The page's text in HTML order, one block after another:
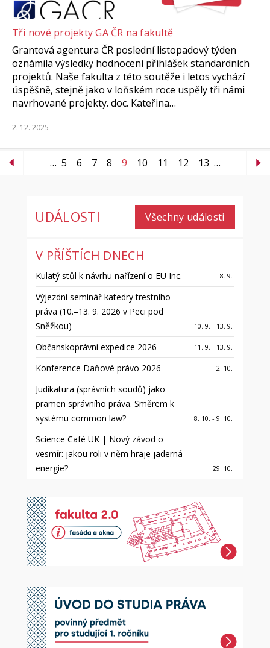
Tři nové projekty GA ČR na fakultě
Grantová agentura ČR poslední listopadový týden
oznámila výsledky hodnocení přihlášek standardních
projektů. Naše fakulta z této soutěže i letos vychází
úspěšně, stejně jako v loňském roce uspěly tři námi
navrhované projekty. doc. Kateřina…
2. 12. 2025
… 5 6 7 8 9 10 11 12 13 …
UDÁLOSTI Všechny události
V PŘÍŠTÍCH DNECH
Kulatý stůl k návrhu nařízení o EU Inc. 8. 9.
Výjezdní seminář katedry trestního
práva (10.–13. 9. 2026 v Peci pod
Sněžkou)
10. 9. - 13. 9.
Občanskoprávní expedice 2026 11. 9. - 13. 9.
Konference Daňové právo 2026 2. 10.
Judikatura (správních soudů) jako
pramen správního práva. Směrem k
systému common law?
8. 10. - 9. 10.
Science Café UK | Nový závod o
vesmír: jakou roli v něm hraje jaderná
energie?
29. 10.